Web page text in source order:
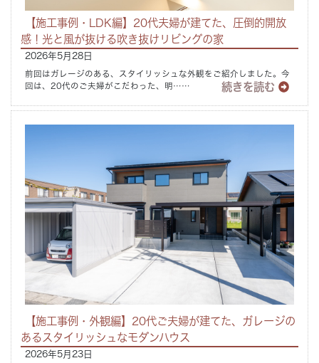
【施工事例・LDK編】20代夫婦が建てた、圧倒的開放
感！光と風が抜ける吹き抜けリビングの家
2026年5月28日
前回はガレージのある、スタイリッシュな外観をご紹介しました。今
回は、20代のご夫婦がこだわった、明……
続きを読む
【施工事例・外観編】20代ご夫婦が建てた、ガレージの
あるスタイリッシュなモダンハウス
2026年5月23日